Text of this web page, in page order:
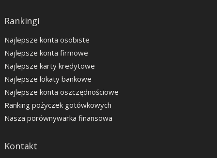
Rankingi
Najlepsze konta osobiste
Najlepsze konta firmowe
Najlepsze karty kredytowe
Najlepsze lokaty bankowe
Najlepsze konta oszczędnościowe
Ranking pożyczek gotówkowych
Nasza porównywarka finansowa
Kontakt